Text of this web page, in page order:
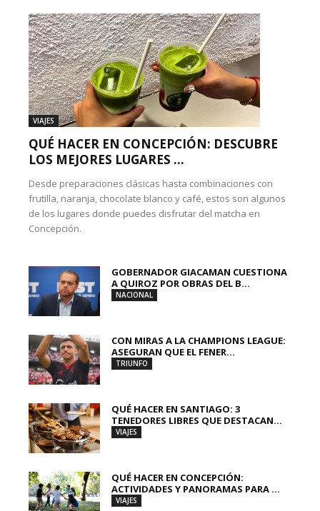
VIAJES
QUÉ HACER EN CONCEPCIÓN: DESCUBRE
LOS MEJORES LUGARES ...
Desde preparaciones clásicas hasta combinaciones con
frutilla, naranja, chocolate blanco y café, estos son algunos
de los lugares donde puedes disfrutar del matcha en
Concepción.
GOBERNADOR GIACAMAN CUESTIONA
A QUIROZ POR OBRAS DEL B...
NACIONAL
CON MIRAS A LA CHAMPIONS LEAGUE:
ASEGURAN QUE EL FENER...
TRIUNFO
QUÉ HACER EN SANTIAGO: 3
TENEDORES LIBRES QUE DESTACAN...
VIAJES
QUÉ HACER EN CONCEPCIÓN:
ACTIVIDADES Y PANORAMAS PARA ...
VIAJES